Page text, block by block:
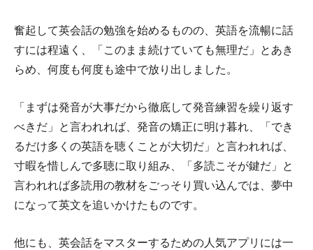
奮起して英会話の勉強を始めるものの、英語を流暢に話
すには程遠く、「このまま続けていても無理だ」とあき
らめ、何度も何度も途中で放り出しました。
「まずは発音が大事だから徹底して発音練習を繰り返す
べきだ」と言われれば、発音の矯正に明け暮れ、「でき
るだけ多くの英語を聴くことが大切だ」と言われれば、
寸暇を惜しんで多聴に取り組み、「多読こそが鍵だ」と
言われれば多読用の教材をごっそり買い込んでは、夢中
になって英文を追いかけたものです。
他にも、英会話をマスターするための人気アプリには一